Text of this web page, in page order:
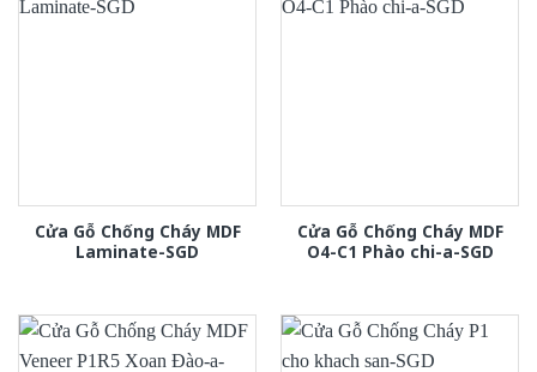
Cửa Gỗ Chống Cháy MDF
Laminate-SGD
Cửa Gỗ Chống Cháy MDF
O4-C1 Phào chi-a-SGD